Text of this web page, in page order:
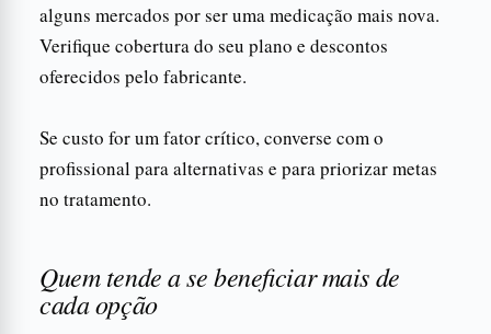
alguns mercados por ser uma medicação mais nova.
Verifique cobertura do seu plano e descontos
oferecidos pelo fabricante.
Se custo for um fator crítico, converse com o
profissional para alternativas e para priorizar metas
no tratamento.
Quem tende a se beneficiar mais de
cada opção